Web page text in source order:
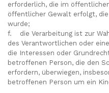
erforderlich, die im
öffentlicher Gewalt erfolgt,
wurde;
f. die Verarbeitung ist zur
des Verantwortlichen oder
die Interessen oder
betroffenen Person, die den
erfordern, überwiegen,
betroffenen Person um ein